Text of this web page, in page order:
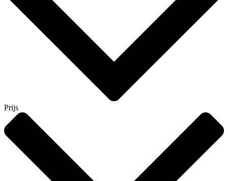
Prijs